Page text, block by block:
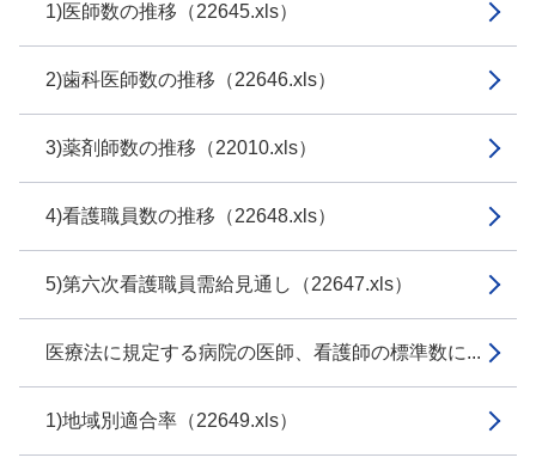
1)医師数の推移（22645.xls）
2)歯科医師数の推移（22646.xls）
3)薬剤師数の推移（22010.xls）
4)看護職員数の推移（22648.xls）
5)第六次看護職員需給見通し（22647.xls）
医療法に規定する病院の医師、看護師の標準数に...
1)地域別適合率（22649.xls）